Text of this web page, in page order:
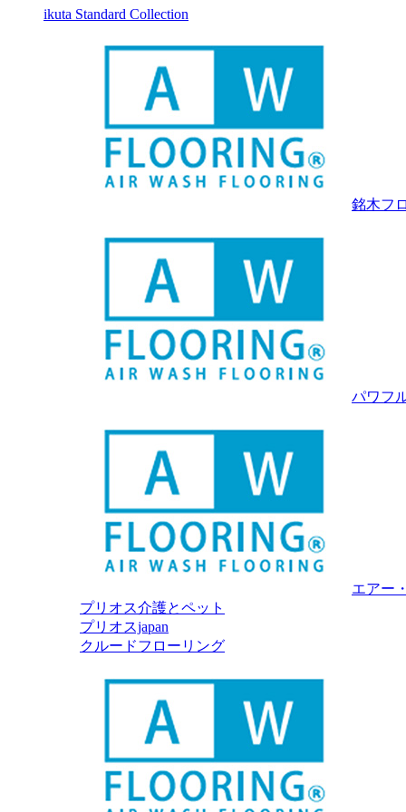
ikuta Standard Collection
銘木フ
パワフ
エアー
プリオス介護とペット
プリオスjapan
クルードフローリング